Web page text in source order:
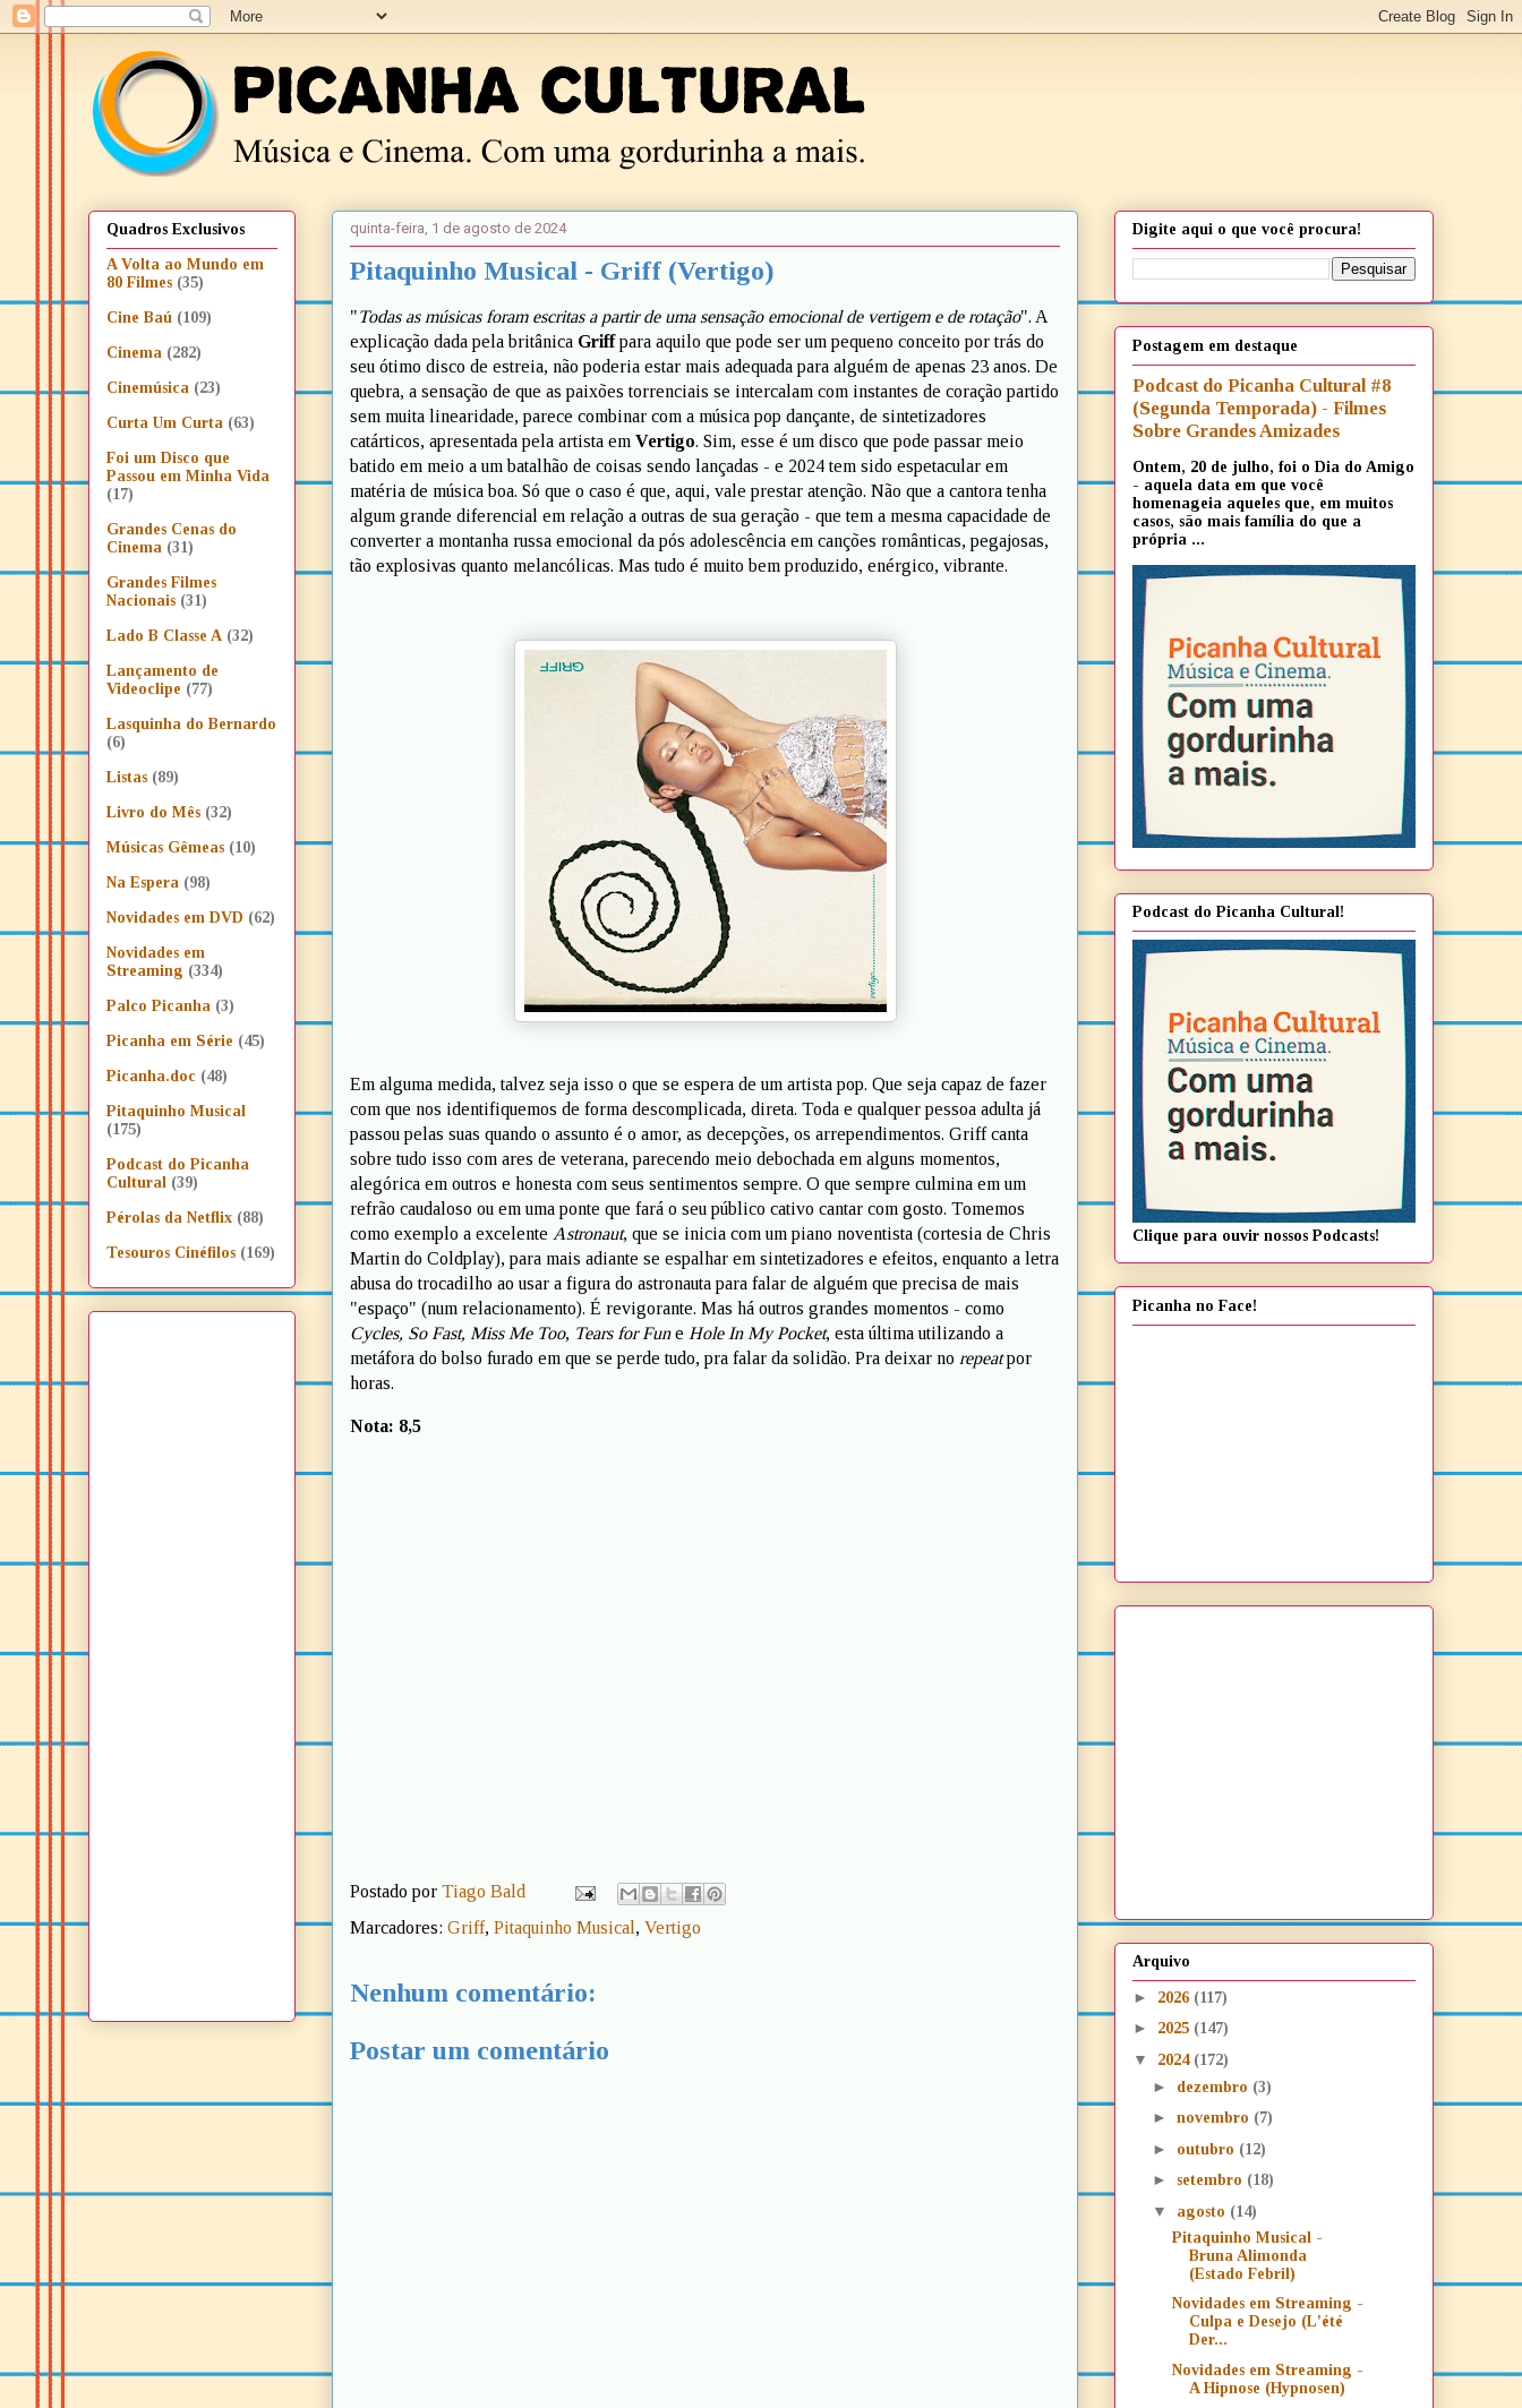
quinta-feira, 1 de agosto de 2024
Pitaquinho Musical - Griff (Vertigo)
"Todas as músicas foram escritas a partir de uma sensação emocional de vertigem e de rotação". A
explicação dada pela britânica Griffpara aquilo que pode ser um pequeno conceito por trás do
seu ótimo disco de estreia, não poderia estar mais adequada para alguém de apenas 23 anos. De
quebra, a sensação de que as paixões torrenciais se intercalam com instantes de coração partido
sem muita linearidade, parece combinar com a música pop dançante, de sintetizadores
catárticos, apresentada pela artista em Vertigo. Sim, esse é um disco que pode passar meio
batido em meio a um batalhão de coisas sendo lançadas - e 2024 tem sido espetacular em
matéria de música boa. Só que o caso é que, aqui, vale prestar atenção. Não que a cantora tenha
algum grande diferencial em relação a outras de sua geração - que tem a mesma capacidade de
converter a montanha russa emocional da pós adolescência em canções românticas, pegajosas,
tão explosivas quanto melancólicas. Mas tudo é muito bem produzido, enérgico, vibrante.
Em alguma medida, talvez seja isso o que se espera de um artista pop. Que seja capaz de fazer
com que nos identifiquemos de forma descomplicada, direta. Toda e qualquer pessoa adulta já
passou pelas suas quando o assunto é o amor, as decepções, os arrependimentos. Griff canta
sobre tudo isso com ares de veterana, parecendo meio debochada em alguns momentos,
alegórica em outros e honesta com seus sentimentos sempre. O que sempre culmina em um
refrão caudaloso ou em uma ponte que fará o seu público cativo cantar com gosto. Tomemos
como exemplo a excelente Astronaut, que se inicia com um piano noventista (cortesia de Chris
Martin do Coldplay), para mais adiante se espalhar em sintetizadores e efeitos, enquanto a letra
abusa do trocadilho ao usar a figura do astronauta para falar de alguém que precisa de mais
"espaço" (num relacionamento). É revigorante. Mas há outros grandes momentos - como
Cycles, So Fast, Miss Me Too, Tears for Fune Hole In My Pocket, esta última utilizando a
metáfora do bolso furado em que se perde tudo, pra falar da solidão. Pra deixar no repeatpor
horas.
Nota: 8,5
Postado por Tiago Bald
Marcadores: Griff, Pitaquinho Musical , Vertigo
Nenhum comentário:
Postar um comentário
Quadros Exclusivos
A Volta ao Mundo em
80 Filmes (35)
Cine Baú (109)
Cinema (282)
Cinemúsica (23)
Curta Um Curta (63)
Foi um Disco que
Passou em Minha Vida
(17)
Grandes Cenas do
Cinema (31)
Grandes Filmes
Nacionais (31)
Lado B Classe A (32)
Lançamento de
Videoclipe (77)
Lasquinha do Bernardo
(6)
Listas (89)
Livro do Mês (32)
Músicas Gêmeas (10)
Na Espera (98)
Novidades em DVD (62)
Novidades em
Streaming (334)
Palco Picanha (3)
Picanha em Série (45)
Picanha.doc (48)
Pitaquinho Musical
(175)
Podcast do Picanha
Cultural (39)
Pérolas da Netflix (88)
Tesouros Cinéfilos (169)
Digite aqui o que você procura!
Postagem em destaque
Podcast do Picanha Cultural #8
(Segunda Temporada) - Filmes
Sobre Grandes Amizades
Ontem, 20 de julho, foi o Dia do Amigo
- aquela data em que você
homenageia aqueles que, em muitos
casos, são mais família do que a
própria ...
Podcast do Picanha Cultural!
Clique para ouvir nossos Podcasts!
Picanha no Face!
Arquivo
► 2026 (117)
► 2025 (147)
▼ 2024 (172)
► dezembro (3)
► novembro (7)
► outubro (12)
► setembro (18)
▼ agosto (14)
Pitaquinho Musical -
Bruna Alimonda
(Estado Febril)
Novidades em Streaming -
Culpa e Desejo (L'été
Der...
Novidades em Streaming -
A Hipnose (Hypnosen)